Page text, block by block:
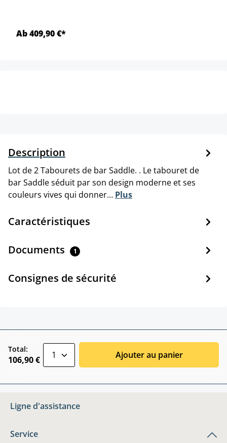
Ab 409,90 €*
Description
Lot de 2 Tabourets de bar Saddle. . Le tabouret de
bar Saddle séduit par son design moderne et ses
couleurs vives qui donner… Plus
Caractéristiques
Documents 1
Consignes de sécurité
Total:
106,90 € Ajouter au panier
Ligne d'assistance
Service